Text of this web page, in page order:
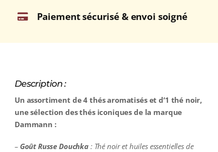
Paiement sécurisé & envoi soigné
Description :
Un assortiment de 4 thés aromatisés et d’1 thé noir,
une sélection des thés iconiques de la marque
Dammann :
– Goût Russe Douchka : Thé noir et huiles essentielles de